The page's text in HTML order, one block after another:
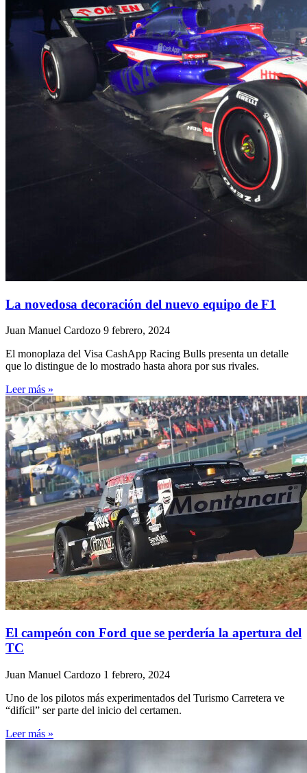
La novedosa decoración del nuevo equipo de F1
Juan Manuel Cardozo 9 febrero, 2024
El monoplaza del Visa CashApp Racing Bulls presenta un detalle
que lo distingue de lo mostrado hasta ahora por sus rivales.
Leer más »
El campeón con Ford que se perdería la apertura del
TC
Juan Manuel Cardozo 1 febrero, 2024
Uno de los pilotos más experimentados del Turismo Carretera ve
“difícil” ser parte del inicio del certamen.
Leer más »